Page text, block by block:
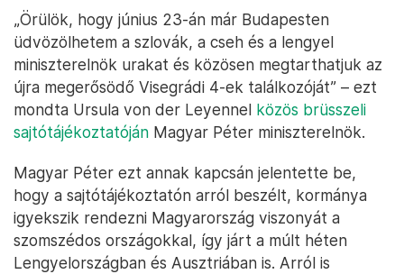
„Örülök, hogy június 23-án már Budapesten
üdvözölhetem a szlovák, a cseh és a lengyel
miniszterelnök urakat és közösen megtarthatjuk az
újra megerősödő Visegrádi 4-ek találkozóját” – ezt
mondta Ursula von der Leyennel közös brüsszeli
sajtótájékoztatóján Magyar Péter miniszterelnök.
Magyar Péter ezt annak kapcsán jelentette be,
hogy a sajtótájékoztatón arról beszélt, kormánya
igyekszik rendezni Magyarország viszonyát a
szomszédos országokkal, így járt a múlt héten
Lengyelországban és Ausztriában is. Arról is